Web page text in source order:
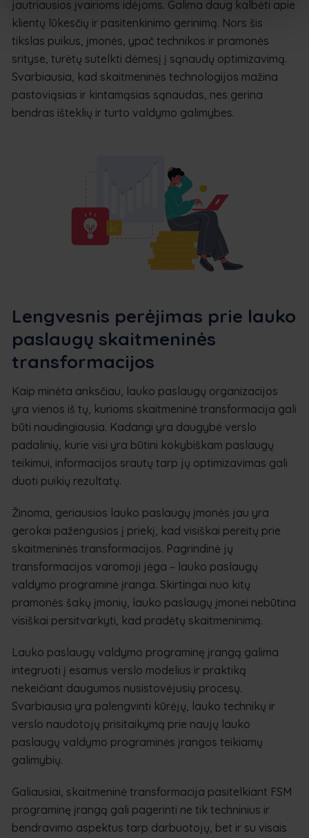
jautriausios įvairioms idėjoms. Galima daug kalbėti apie
klientų lūkesčių ir pasitenkinimo gerinimą. Nors šis
tikslas puikus, įmonės, ypač technikos ir pramonės
srityse, turėtų sutelkti dėmesį į sąnaudų optimizavimą.
Svarbiausia, kad skaitmeninės technologijos mažina
pastoviąsias ir kintamąsias sąnaudas, nes gerina
bendras išteklių ir turto valdymo galimybes.
Lengvesnis perėjimas prie lauko
paslaugų skaitmeninės
transformacijos
Kaip minėta anksčiau, lauko paslaugų organizacijos
yra vienos iš tų, kurioms skaitmeninė transformacija gali
būti naudingiausia. Kadangi yra daugybė verslo
padalinių, kurie visi yra būtini kokybiškam paslaugų
teikimui, informacijos srautų tarp jų optimizavimas gali
duoti puikių rezultatų.
Žinoma, geriausios lauko paslaugų įmonės jau yra
gerokai pažengusios į priekį, kad visiškai pereitų prie
skaitmeninės transformacijos. Pagrindinė jų
transformacijos varomoji jėga – lauko paslaugų
valdymo programinė įranga. Skirtingai nuo kitų
pramonės šakų įmonių, lauko paslaugų įmonei nebūtina
visiškai persitvarkyti, kad pradėtų skaitmeninimą.
Lauko paslaugų valdymo programinę įrangą galima
integruoti į esamus verslo modelius ir praktiką
nekeičiant daugumos nusistovėjusių procesų.
Svarbiausia yra palengvinti kūrėjų, lauko technikų ir
verslo naudotojų prisitaikymą prie naujų lauko
paslaugų valdymo programinės įrangos teikiamų
galimybių.
Galiausiai, skaitmeninė transformacija pasitelkiant FSM
programinę įrangą gali pagerinti ne tik techninius ir
bendravimo aspektus tarp darbuotojų, bet ir su visais